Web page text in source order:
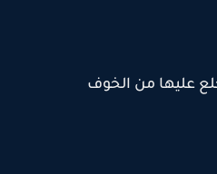
عليها من الخوف